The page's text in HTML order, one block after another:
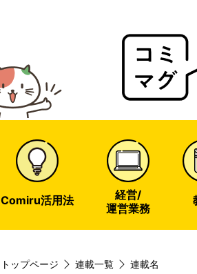
Comiru
web
Comiru活用法
経営/
運営業務
トップページ 連載一覧 連載名